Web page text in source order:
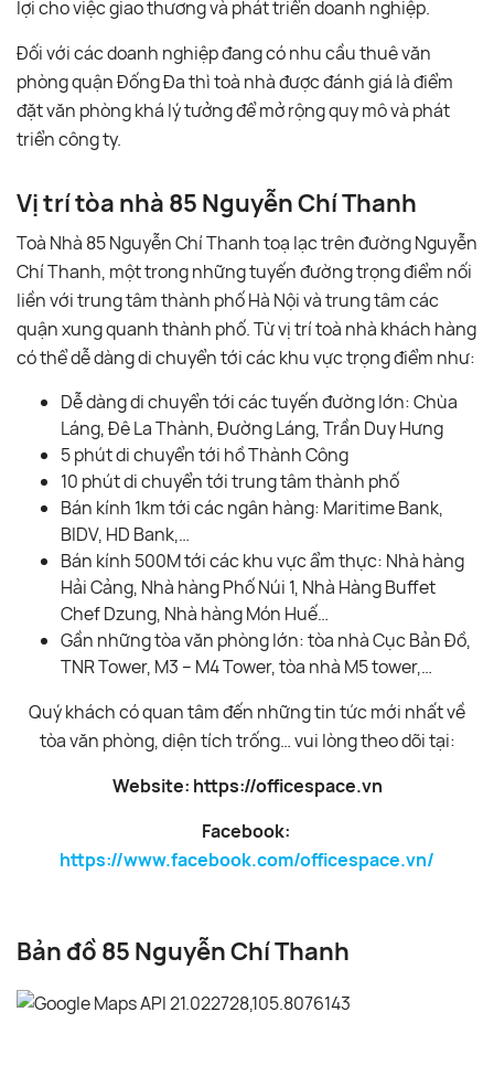
lợi cho việc giao thương và phát triển doanh nghiệp.
Đối với các doanh nghiệp đang có nhu cầu thuê văn
phòng quận Đống Đa thì toà nhà được đánh giá là điểm
đặt văn phòng khá lý tưởng để mở rộng quy mô và phát
triển công ty.
Vị trí tòa nhà 85 Nguyễn Chí Thanh
Toà Nhà 85 Nguyễn Chí Thanh toạ lạc trên đường Nguyễn
Chí Thanh, một trong những tuyến đường trọng điểm nối
liền với trung tâm thành phố Hà Nội và trung tâm các
quận xung quanh thành phố. Từ vị trí toà nhà khách hàng
có thể dễ dàng di chuyển tới các khu vực trọng điểm như:
Dễ dàng di chuyển tới các tuyến đường lớn: Chùa
Láng, Đê La Thành, Đường Láng, Trần Duy Hưng
5 phút di chuyển tới hồ Thành Công
10 phút di chuyển tới trung tâm thành phố
Bán kính 1km tới các ngân hàng: Maritime Bank,
BIDV, HD Bank,…
Bán kính 500M tới các khu vực ẩm thực: Nhà hàng
Hải Cảng, Nhà hàng Phố Núi 1, Nhà Hàng Buffet
Chef Dzung, Nhà hàng Món Huế…
Gần những tòa văn phòng lớn: tòa nhà Cục Bản Đồ,
TNR Tower, M3 – M4 Tower, tòa nhà M5 tower,…
Quý khách có quan tâm đến những tin tức mới nhất về
tòa văn phòng, diện tích trống… vui lòng theo dõi tại:
Website: https://officespace.vn
Facebook:
https://www.facebook.com/officespace.vn/
Bản đồ 85 Nguyễn Chí Thanh